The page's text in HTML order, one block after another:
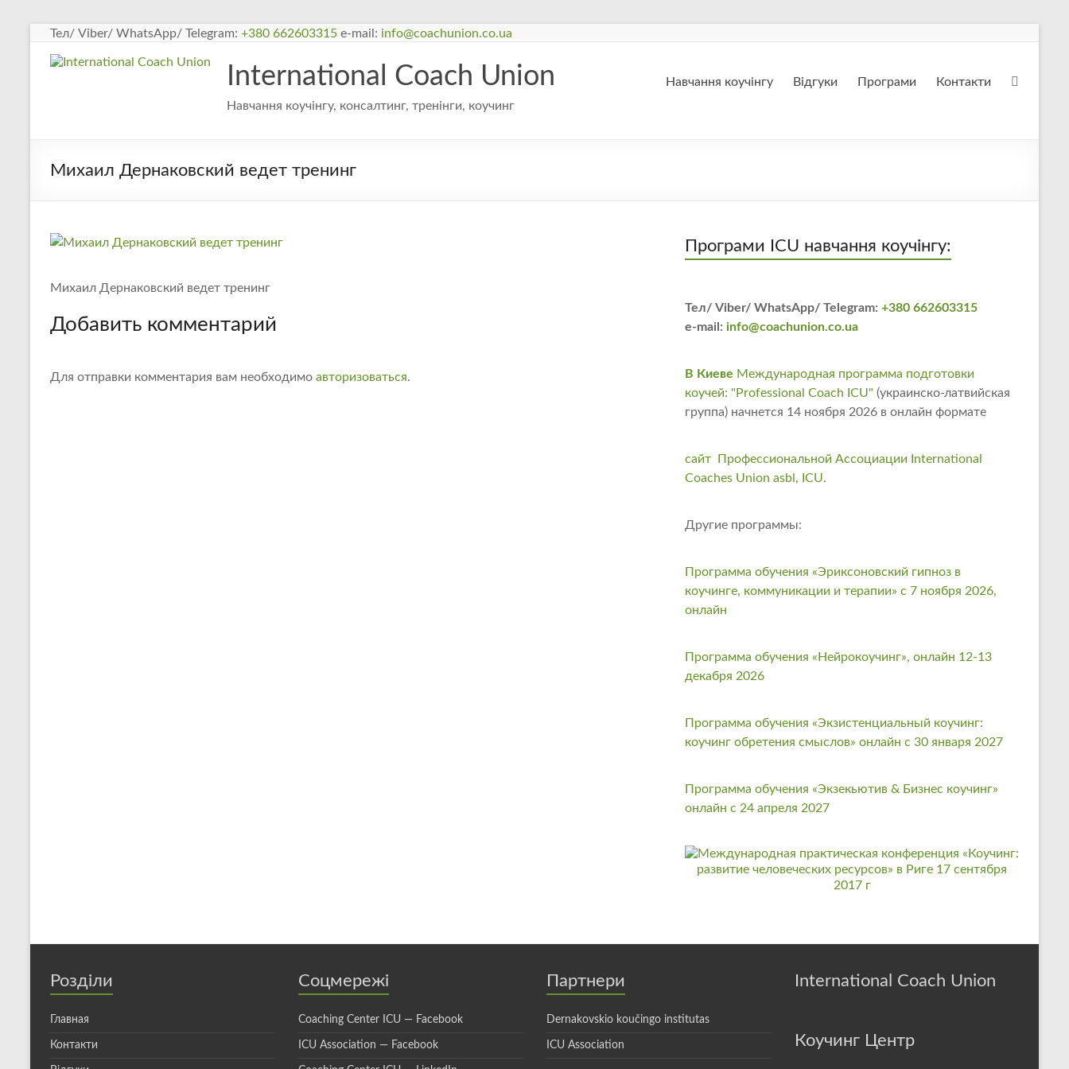
Перейти
содержимому
Тел/ Viber/ WhatsApp/ Telegram: +380 662603315 e-mail: info@coachunion.co.ua
International Coach Union
Навчання коучінгу, консалтинг, тренінги, коучинг
Навчання коучінгу Відгуки Програми Контакти
Михаил Дернаковский ведет тренинг
Михаил Дернаковский ведет тренинг
Добавить комментарий
Для отправки комментария вам необходимо авторизоваться.
Програми ICU навчання коучінгу:
Тел/ Viber/ WhatsApp/ Telegram: +380 662603315
e-mail: info@coachunion.co.ua
В Киеве Международная программа подготовки
коучей: "Professional Coach ICU" (украинско-латвийская
группа) начнется 14 ноября 2026 в онлайн формате
сайт Профессиональной Ассоциации International
Coaches Union asbl, ICU.
Другие программы:
Программа обучения «Эриксоновский гипноз в
коучинге, коммуникации и терапии» с 7 ноября 2026,
онлайн
Программа обучения «Нейрокоучинг», онлайн 12-13
декабря 2026
Программа обучения «Экзистенциальный коучинг:
коучинг обретения смыслов» онлайн с 30 января 2027
Программа обучения «Экзекьютив & Бизнес коучинг»
онлайн с 24 апреля 2027
Розділи
Главная
Контакти
Соцмережі
Coaching Center ICU — Facebook
ICU Association — Facebook
Партнери
Dernakovskio koučingo institutas
ICU Association
International Coach Union
Коучинг Центр